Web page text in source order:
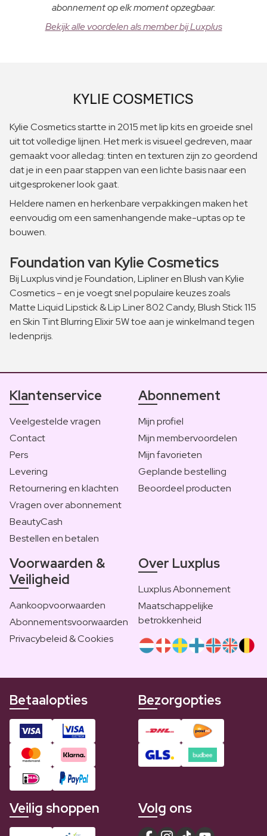
abonnement op elk moment opzegbaar.
Bekijk alle voordelen als member bij Luxplus
Kylie Cosmetics startte in 2015 met lip kits en groeide snel
uit tot volledige lijnen. Het merk is visueel gedreven, maar
gemaakt voor alledag: tinten en texturen zijn zo geordend
dat je in een paar stappen van een lichte basis naar een
uitgesprokener look gaat.
Heldere namen en herkenbare verpakkingen maken het
eenvoudig om een samenhangende make-uptas op te
bouwen.
Foundation van Kylie Cosmetics
Bij Luxplus vind je Foundation, Lipliner en Blush van Kylie
Cosmetics – en je voegt snel populaire keuzes zoals
Matte Liquid Lipstick & Lip Liner 802 Candy, Blush Stick 115
en Skin Tint Blurring Elixir 5W toe aan je winkelmand tegen
ledenprijs.
Klantenservice
Veelgestelde vragen
Contact
Pers
Levering
Retournering en klachten
Vragen over abonnement
BeautyCash
Bestellen en betalen
Abonnement
Mijn profiel
Mijn membervoordelen
Mijn favorieten
Geplande bestelling
Beoordeel producten
Voorwaarden &
Veiligheid
Aankoopvoorwaarden
Abonnementsvoorwaarden
Privacybeleid & Cookies
Over Luxplus
Luxplus Abonnement
Maatschappelijke
betrokkenheid
Betaalopties Bezorgopties
Veilig shoppen Volg ons